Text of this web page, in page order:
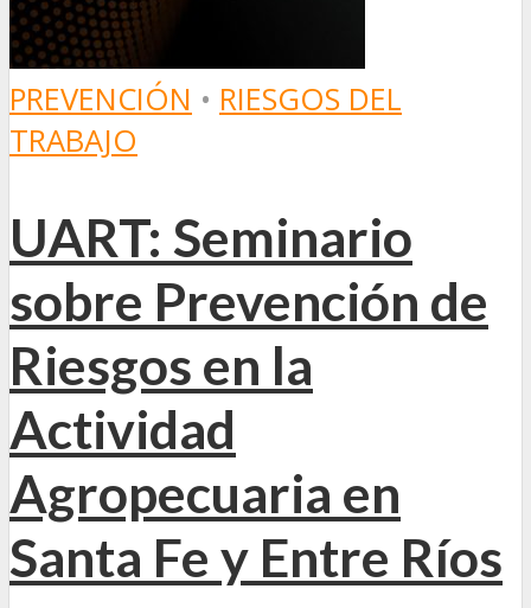
PREVENCIÓN • RIESGOS DEL
TRABAJO
UART: Seminario
sobre Prevención de
Riesgos en la
Actividad
Agropecuaria en
Santa Fe y Entre Ríos